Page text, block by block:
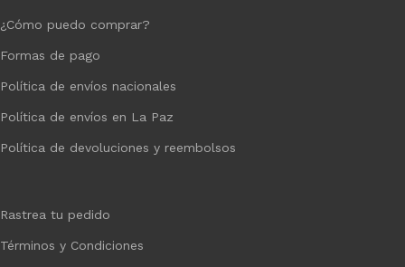
¿Cómo puedo comprar?
Formas de pago
Política de envíos nacionales
Política de envíos en La Paz
Política de devoluciones y reembolsos
Rastrea tu pedido
Términos y Condiciones